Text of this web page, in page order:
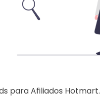
para Afiliados Hotmart.